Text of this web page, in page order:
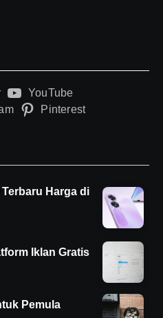
YouTube
Pinterest
Harga di
Iklan Gratis
Pemula